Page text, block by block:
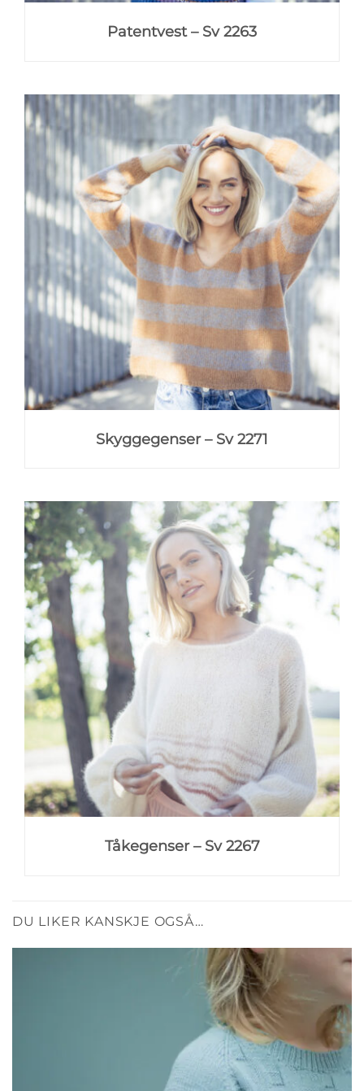
Patentvest – Sv 2263
Skyggegenser – Sv 2271
Tåkegenser – Sv 2267
DU LIKER KANSKJE OGSÅ…